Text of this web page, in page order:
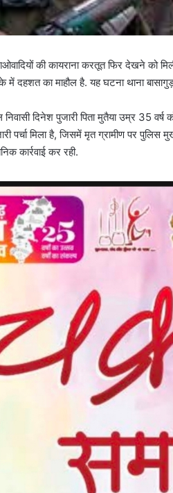
की कायराना करतूत फिर देखने को
में दहशत का माहौल है. यह घटना थाना
दिनेश पुजारी पिता मुतैया उम्र 35
पर्चा मिला है, जिसमें मृत ग्रामीण पर
कार्रवाई कर रही.